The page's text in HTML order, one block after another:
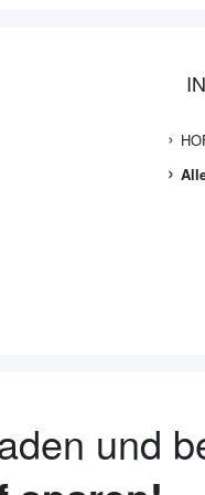
und